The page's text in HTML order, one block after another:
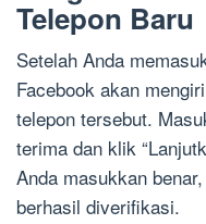
Telepon Baru
Setelah Anda
Facebook akan
telepon tersebut.
terima dan klik
Anda masukkan
berhasil diverifikasi.